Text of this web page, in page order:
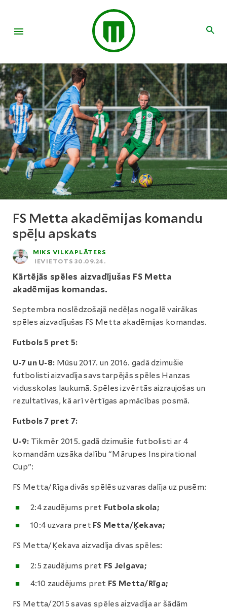
FS Metta akadēmijas komandu
spēļu apskats
MIKS VILKAPLĀTERS
IEVIETOTS 30.09.24.
Kārtējās spēles aizvadījušas FS Metta
akadēmijas komandas.
Septembra noslēdzošajā nedēļas nogalē vairākas
spēles aizvadījušas FS Metta akadēmijas komandas.
Futbols 5 pret 5:
U-7 un U-8: Mūsu 2017. un 2016. gadā dzimušie
futbolisti aizvadīja savstarpējās spēles Hanzas
vidusskolas laukumā. Spēles izvērtās aizraujošas un
rezultatīvas, kā arī vērtīgas apmācības posmā.
Futbols 7 pret 7:
U-9: Tikmēr 2015. gadā dzimušie futbolisti ar 4
komandām uzsāka dalību “Mārupes Inspirational
Cup”:
FS Metta/Rīga divās spēlēs uzvaras dalīja uz pusēm:
2:4 zaudējums pret Futbola skola;
10:4 uzvara pret FS Metta/Ķekava;
FS Metta/Ķekava aizvadīja divas spēles:
2:5 zaudējums pret FS Jelgava;
4:10 zaudējums pret FS Metta/Rīga;
FS Metta/2015 savas spēles aizvadīja ar šādām